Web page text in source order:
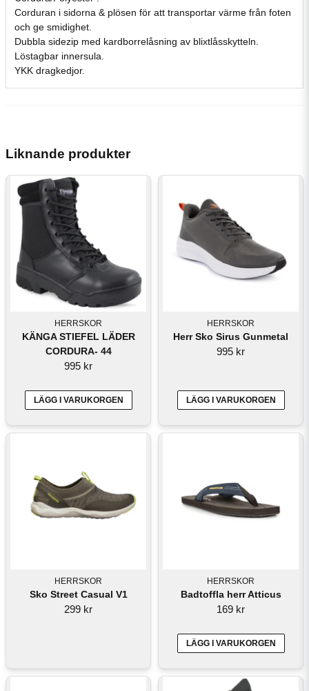
Corduran i sidorna & plösen för att transportar värme från foten
och ge smidighet.
Dubbla sidezip med kardborrelåsning av blixtlåsskytteln.
Löstagbar innersula.
YKK dragkedjor.
Liknande produkter
HERRSKOR
KÄNGA STIEFEL LÄDER
CORDURA- 44
995 kr
LÄGG I VARUKORGEN
HERRSKOR
Herr Sko Sirus Gunmetal
995 kr
LÄGG I VARUKORGEN
HERRSKOR
Sko Street Casual V1
299 kr
HERRSKOR
Badtoffla herr Atticus
169 kr
LÄGG I VARUKORGEN